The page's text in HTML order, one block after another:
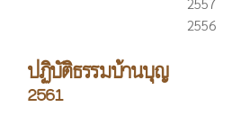
2556
ปฏิบัติธรรมบ้านบุญ
2561